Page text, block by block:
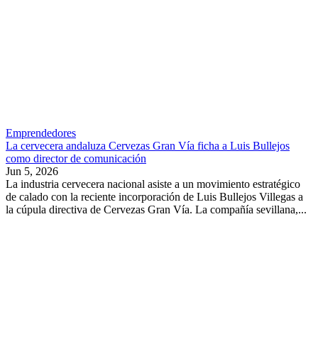
Emprendedores
La cervecera andaluza Cervezas Gran Vía ficha a Luis Bullejos
como director de comunicación
Jun 5, 2026
La industria cervecera nacional asiste a un movimiento estratégico
de calado con la reciente incorporación de Luis Bullejos Villegas a
la cúpula directiva de Cervezas Gran Vía. La compañía sevillana,...